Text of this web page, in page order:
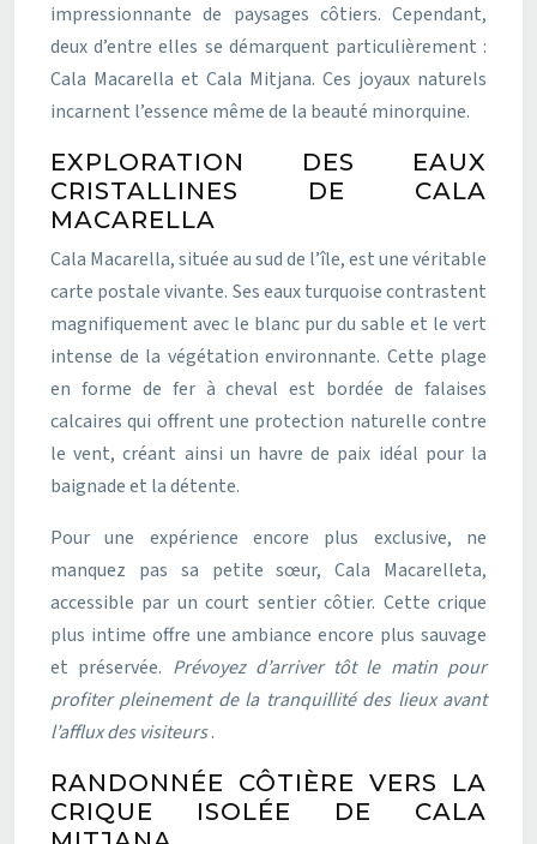
impressionnante de paysages côtiers. Cependant,
deux d’entre elles se démarquent particulièrement :
Cala Macarella et Cala Mitjana. Ces joyaux naturels
incarnent l’essence même de la beauté minorquine.
EXPLORATION DES EAUX
CRISTALLINES DE CALA
MACARELLA
Cala Macarella, située au sud de l’île, est une véritable
carte postale vivante. Ses eaux turquoise contrastent
magnifiquement avec le blanc pur du sable et le vert
intense de la végétation environnante. Cette plage
en forme de fer à cheval est bordée de falaises
calcaires qui offrent une protection naturelle contre
le vent, créant ainsi un havre de paix idéal pour la
baignade et la détente.
Pour une expérience encore plus exclusive, ne
manquez pas sa petite sœur, Cala Macarelleta,
accessible par un court sentier côtier. Cette crique
plus intime offre une ambiance encore plus sauvage
et préservée. Prévoyez d’arriver tôt le matin pour
profiter pleinement de la tranquillité des lieux avant
l’afflux des visiteurs.
RANDONNÉE CÔTIÈRE VERS LA
CRIQUE ISOLÉE DE CALA